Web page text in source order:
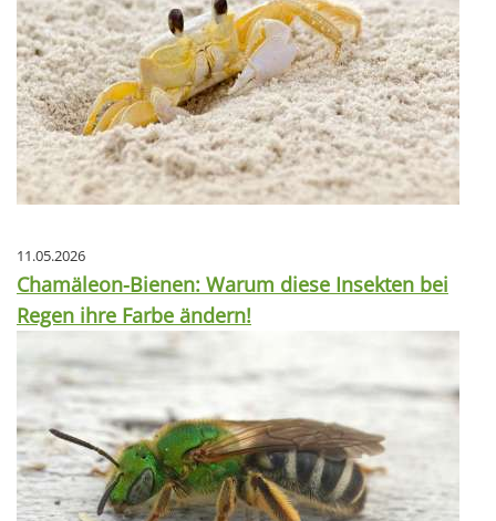
11.05.2026
Chamäleon-Bienen: Warum diese Insekten bei
Regen ihre Farbe ändern!